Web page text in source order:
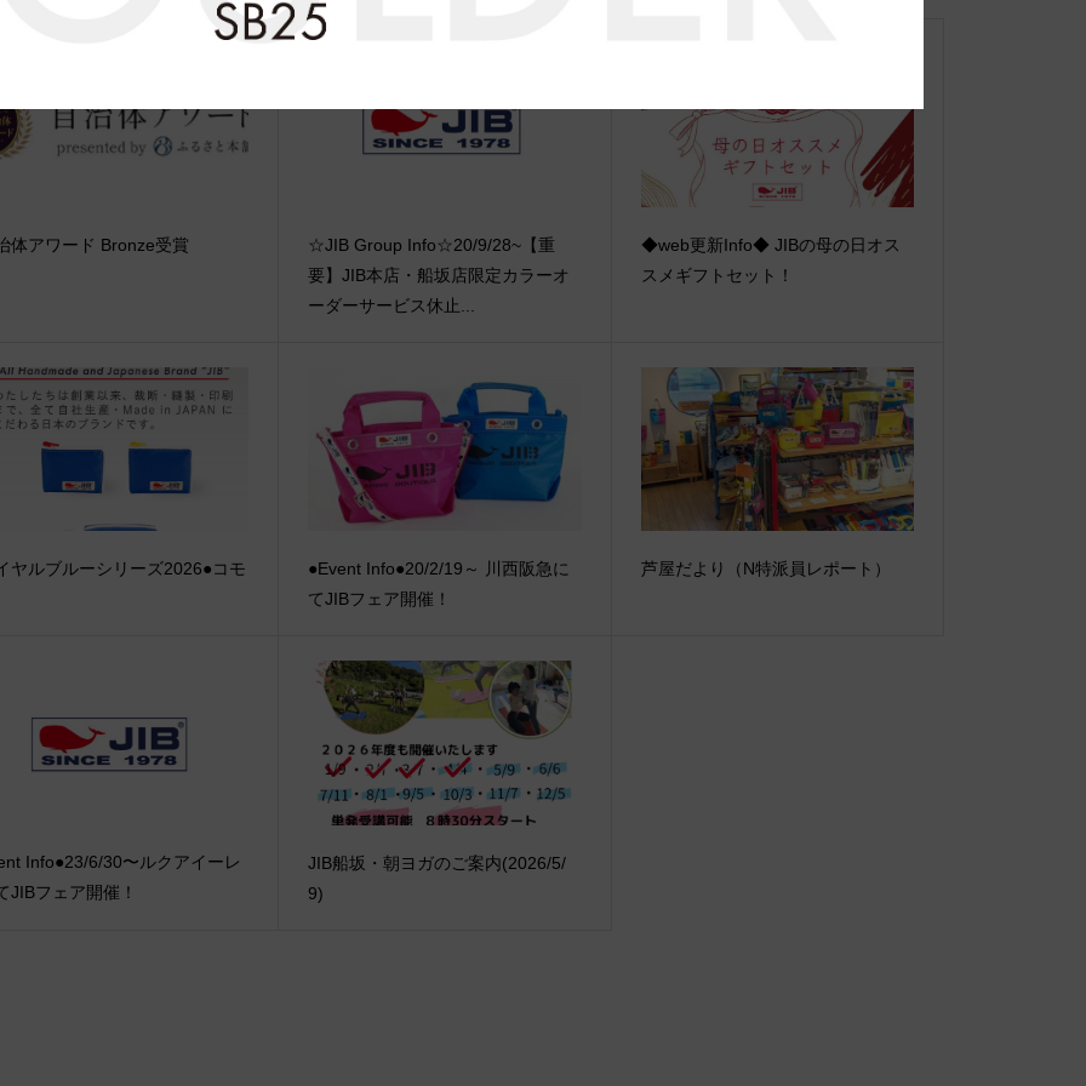
体アワード Bronze受賞
☆JIB Group Info☆20/9/28~【重
要】JIB本店・船坂店限定カラーオ
ーダーサービス休止...
◆web更新Info◆ JIBの母の日オス
スメギフトセット！
ヤルブルーシリーズ2026●コモ
●Event Info●20/2/19～ 川西阪急に
てJIBフェア開催！
芦屋だより（N特派員レポート）
Info●23/6/30〜ルクアイーレ
JIBフェア開催！
JIB船坂・朝ヨガのご案内(2026/5/
9)